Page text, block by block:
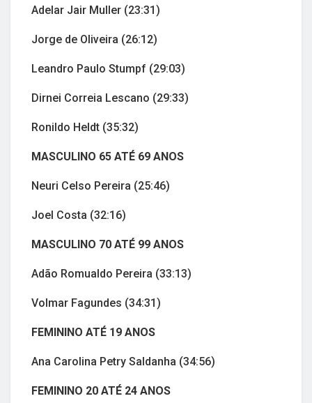
Adelar Jair Muller (23:31)
Jorge de Oliveira (26:12)
Leandro Paulo Stumpf (29:03)
Dirnei Correia Lescano (29:33)
Ronildo Heldt (35:32)
MASCULINO 65 ATÉ 69 ANOS
Neuri Celso Pereira (25:46)
Joel Costa (32:16)
MASCULINO 70 ATÉ 99 ANOS
Adão Romualdo Pereira (33:13)
Volmar Fagundes (34:31)
FEMININO ATÉ 19 ANOS
Ana Carolina Petry Saldanha (34:56)
FEMININO 20 ATÉ 24 ANOS